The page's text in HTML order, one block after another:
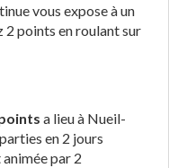
vous expose à un
points en roulant sur
a lieu à Nueil-
en 2 jours
par 2